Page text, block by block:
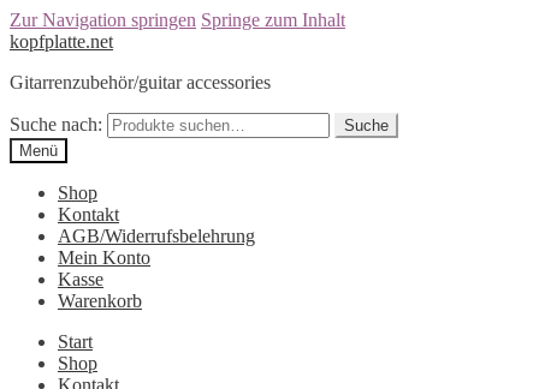
Zur Navigation springen Springe zum Inhalt
kopfplatte.net
Gitarrenzubehör/guitar accessories
Suche nach:
Suche
Menü
Shop
Kontakt
AGB/Widerrufsbelehrung
Mein Konto
Kasse
Warenkorb
Start
Shop
Kontakt